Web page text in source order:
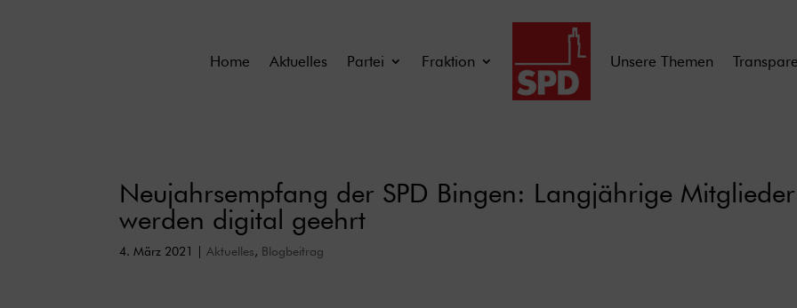
Home Aktuelles Partei Fraktion Unsere Themen
Neujahrsempfang der SPD Bingen: Langjährige Mitglieder
werden digital geehrt
4. März 2021 Aktuelles, Blogbeitrag